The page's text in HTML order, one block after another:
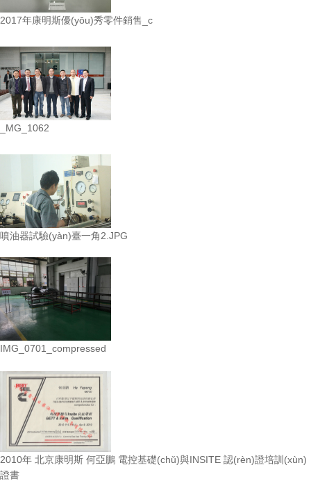
2017年康明斯優(yōu)秀零件銷售_c
_MG_1062
噴油器試驗(yàn)臺一角2.JPG
IMG_0701_compressed
2010年 北京康明斯 何亞鵬 電控基礎(chǔ)與INSITE 認(rèn)證培訓(xùn)
證書